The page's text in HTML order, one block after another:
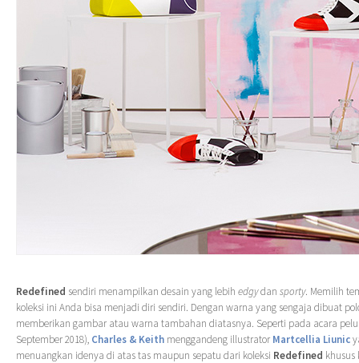
Redefined sendiri menampilkan desain yang lebih edgydan sporty. Memilih
koleksi ini Anda bisa menjadi diri sendiri. Dengan warna yang sengaja dibuat
memberikan gambar atau warna tambahan diatasnya. Seperti pada acara
September 2018), Charles & Keith menggandeng illustrator Martcellia Liunic
menuangkan idenya di atas tas maupun sepatu dari koleksi Redefined khusus